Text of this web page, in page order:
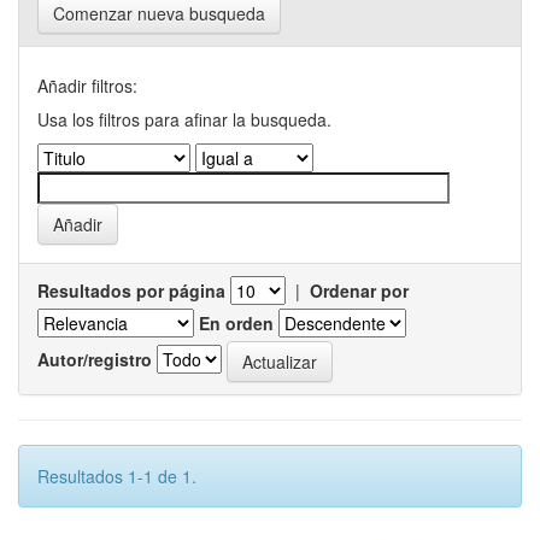
Comenzar nueva busqueda
Añadir filtros:
Usa los filtros para afinar la busqueda.
Resultados por página | Ordenar por
En orden
Autor/registro
Resultados 1-1 de 1.